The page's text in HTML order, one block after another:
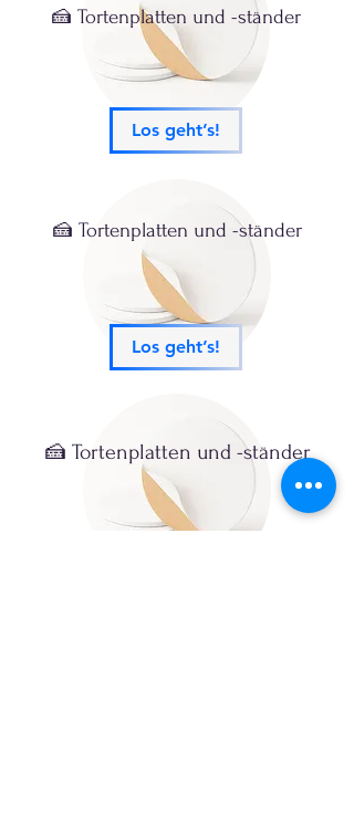
🍰 Tortenplatten und -ständer
Los geht’s!
🍰 Tortenplatten und -ständer
Los geht’s!
🍰 Tortenplatten und -ständer